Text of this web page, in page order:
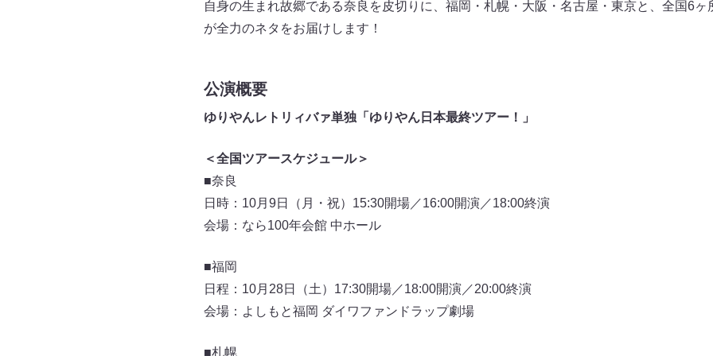
自身の生まれ故郷である奈良を皮切りに、福岡・札幌・大阪・名古屋・東京と、全国6ヶ
が全力のネタをお届けします！
公演概要
ゆりやんレトリィバァ単独「ゆりやん日本最終ツアー！」
＜全国ツアースケジュール＞
■奈良
日時：10月9日（月・祝）15:30開場／16:00開演／18:00終演
会場：なら100年会館 中ホール
■福岡
日程：10月28日（土）17:30開場／18:00開演／20:00終演
会場：よしもと福岡 ダイワファンドラップ劇場
■札幌